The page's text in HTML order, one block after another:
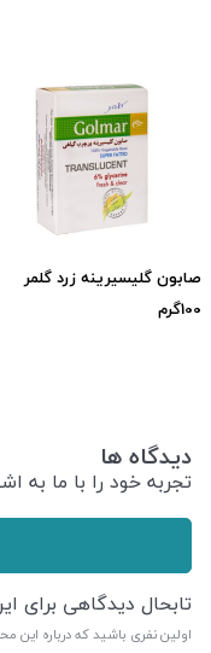
صابون گلیسیرینه زرد گلمر
100گرم
دیدگاه ها
تجربه خود را با ما به
تابحال دیدگاهی
اولین نفری باشید که درباره